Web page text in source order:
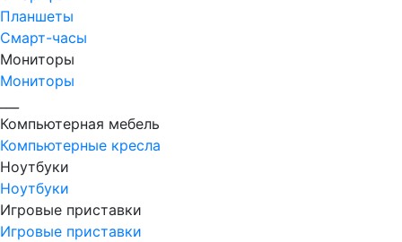
Планшеты
Смарт-часы
Мониторы
Мониторы
Компьютерная мебель
Компьютерные кресла
Ноутбуки
Ноутбуки
Игровые приставки
Игровые приставки